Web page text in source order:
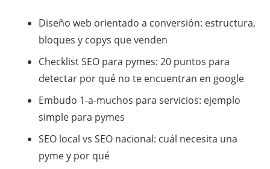
Diseño web orientado a conversión: estructura,
bloques y copys que venden
Checklist SEO para pymes: 20 puntos para
detectar por qué no te encuentran en google
Embudo 1-a-muchos para servicios: ejemplo
simple para pymes
SEO local vs SEO nacional: cuál necesita una
pyme y por qué